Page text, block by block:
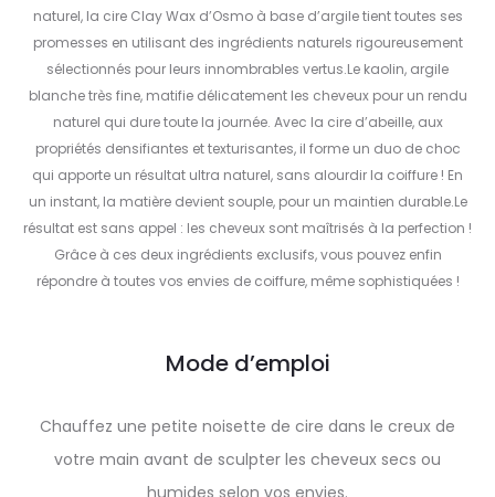
naturel, la cire Clay Wax d’Osmo à base d’argile tient toutes ses
promesses en utilisant des ingrédients naturels rigoureusement
sélectionnés pour leurs innombrables vertus.Le kaolin, argile
blanche très fine, matifie délicatement les cheveux pour un rendu
naturel qui dure toute la journée. Avec la cire d’abeille, aux
propriétés densifiantes et texturisantes, il forme un duo de choc
qui apporte un résultat ultra naturel, sans alourdir la coiffure ! En
un instant, la matière devient souple, pour un maintien durable.Le
résultat est sans appel : les cheveux sont maîtrisés à la perfection !
Grâce à ces deux ingrédients exclusifs, vous pouvez enfin
répondre à toutes vos envies de coiffure, même sophistiquées !
Mode d’emploi
Chauffez une petite noisette de cire dans le creux de
votre main avant de sculpter les cheveux secs ou
humides selon vos envies.